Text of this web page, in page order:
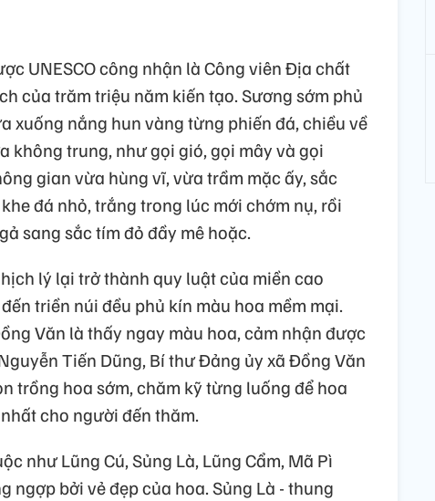
UNESCO công nhận là Công viên Địa chất
của trăm triệu năm kiến tạo. Sương sớm phủ
xuống nắng hun vàng từng phiến đá, chiều về
không trung, như gọi gió, gọi mây và gọi
gian vừa hùng vĩ, vừa trầm mặc ấy, sắc
đá nhỏ, trắng trong lúc mới chớm nụ, rồi
sang sắc tím đỏ đầy mê hoặc.
lý lại trở thành quy luật của miền cao
triền núi đều phủ kín màu hoa mềm mại.
Văn là thấy ngay màu hoa, cảm nhận được
Tiến Dũng, Bí thư Đảng ủy xã Đồng Văn
trồng hoa sớm, chăm kỹ từng luống để hoa
cho người đến thăm.
như Lũng Cú, Sủng Là, Lũng Cẩm, Mã Pì
ngợp bởi vẻ đẹp của hoa. Sủng Là - thung